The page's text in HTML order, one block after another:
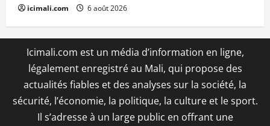
icimali.com 6 août 2026
Icimali.com est un média d’information en ligne,
légalement enregistré au Mali, qui propose des
actualités fiables et des analyses sur la société, la
sécurité, l’économie, la politique, la culture et le sport.
Il s’adresse à un large public en offrant une